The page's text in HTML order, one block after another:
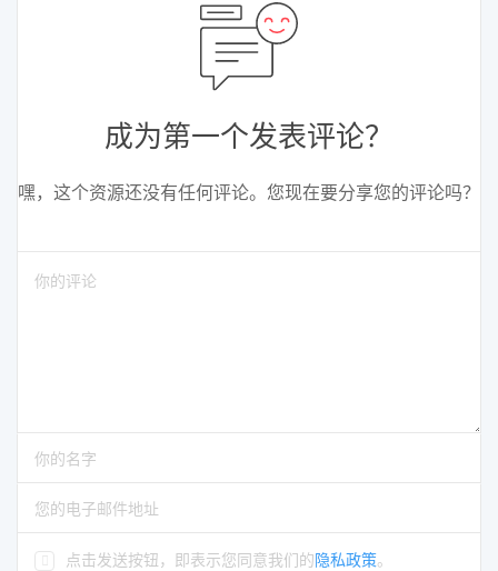
成为第一个发表评论？
嘿，这个资源还没有任何评论。您现在要分享您的评论吗？
请输入评论
请输入你的名字
请输入正确的电子邮件地址
点击发送按钮，即表示您同意我们的隐私政策。